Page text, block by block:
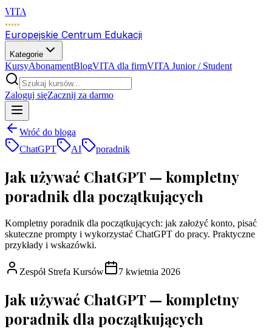
VITA
Europejskie Centrum Edukacji
Kategorie
KursyAbonamentBlogVITA dla firmVITA Junior / Student
Zaloguj sięZacznij za darmo
Wróć do bloga
ChatGPT
AI poradnik
Jak używać ChatGPT — kompletny
poradnik dla początkujących
Kompletny poradnik dla początkujących: jak założyć konto, pisać
skuteczne prompty i wykorzystać ChatGPT do pracy. Praktyczne
przykłady i wskazówki.
Zespół Strefa Kursów 7 kwietnia 2026
Jak używać ChatGPT — kompletny
poradnik dla początkujących